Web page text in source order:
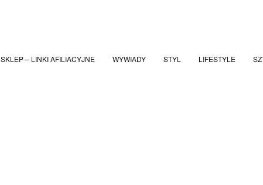
SKLEP – LINKI AFILIACYJNE WYWIADY STYL LIFESTYLE